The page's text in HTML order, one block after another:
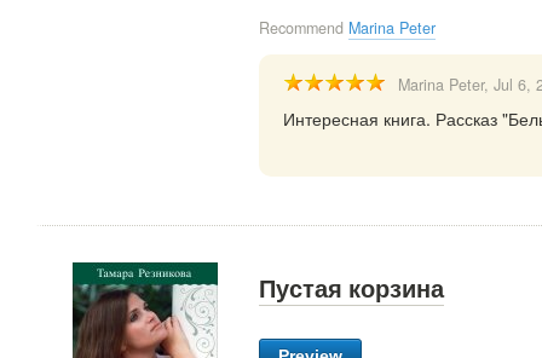
Recommend Marina Peter
Marina Peter, Jul 6,
Интересная книга. Рассказ
Пустая корзина